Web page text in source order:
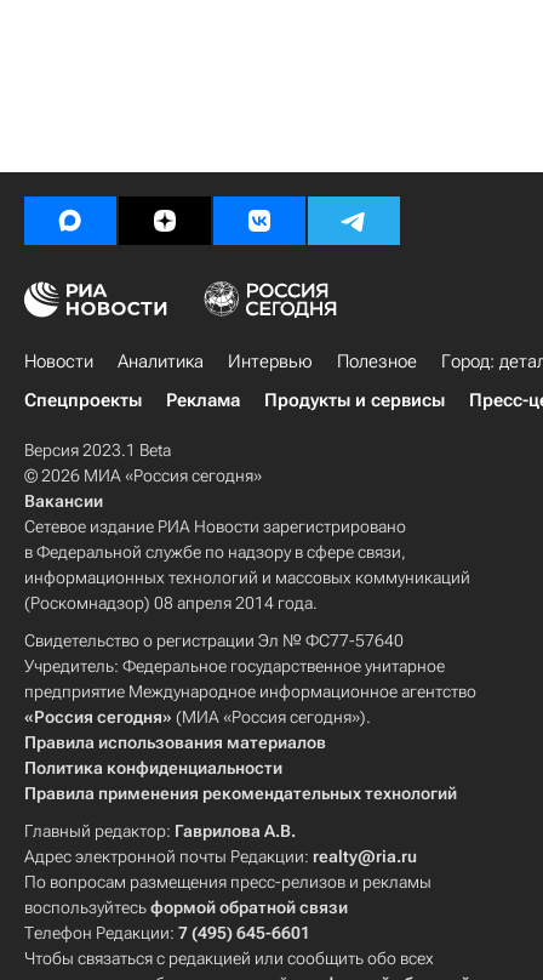
Новости Аналитика Интервью Полезное
Город:
Спецпроекты
Реклама Продукты и сервисы Пресс-
Версия 2023.1 Beta
© 2026 МИА «Россия сегодня»
Вакансии
Сетевое издание РИА Новости зарегистрировано
в Федеральной службе по надзору в сфере связи,
информационных технологий и массовых коммуникаций
(Роскомнадзор) 08 апреля 2014 года.
Свидетельство о регистрации Эл № ФС77-57640
Учредитель: Федеральное государственное унитарное
предприятие Международное информационное агентство
«Россия сегодня» (МИА «Россия сегодня»).
Правила использования материалов
Политика конфиденциальности
Правила применения рекомендательных технологий
Главный редактор: Гаврилова А.В.
Адрес электронной почты Редакции: realty@ria.ru
По вопросам размещения пресс-релизов и рекламы
воспользуйтесьформой обратной связи
Телефон Редакции: 7 (495) 645-6601
Чтобы связаться с редакцией или сообщить обо всех